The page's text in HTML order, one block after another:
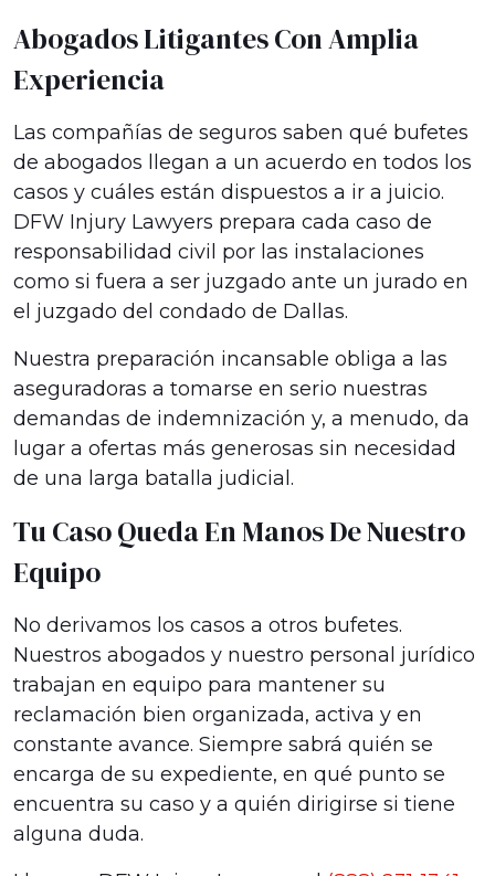
Abogados Litigantes Con Amplia
Experiencia
Las compañías de seguros saben qué bufetes
de abogados llegan a un acuerdo en todos los
casos y cuáles están dispuestos a ir a juicio.
DFW Injury Lawyers prepara cada caso de
responsabilidad civil por las instalaciones
como si fuera a ser juzgado ante un jurado en
el juzgado del condado de Dallas.
Nuestra preparación incansable obliga a las
aseguradoras a tomarse en serio nuestras
demandas de indemnización y, a menudo, da
lugar a ofertas más generosas sin necesidad
de una larga batalla judicial.
Tu Caso Queda En Manos De Nuestro
Equipo
No derivamos los casos a otros bufetes.
Nuestros abogados y nuestro personal jurídico
trabajan en equipo para mantener su
reclamación bien organizada, activa y en
constante avance. Siempre sabrá quién se
encarga de su expediente, en qué punto se
encuentra su caso y a quién dirigirse si tiene
alguna duda.